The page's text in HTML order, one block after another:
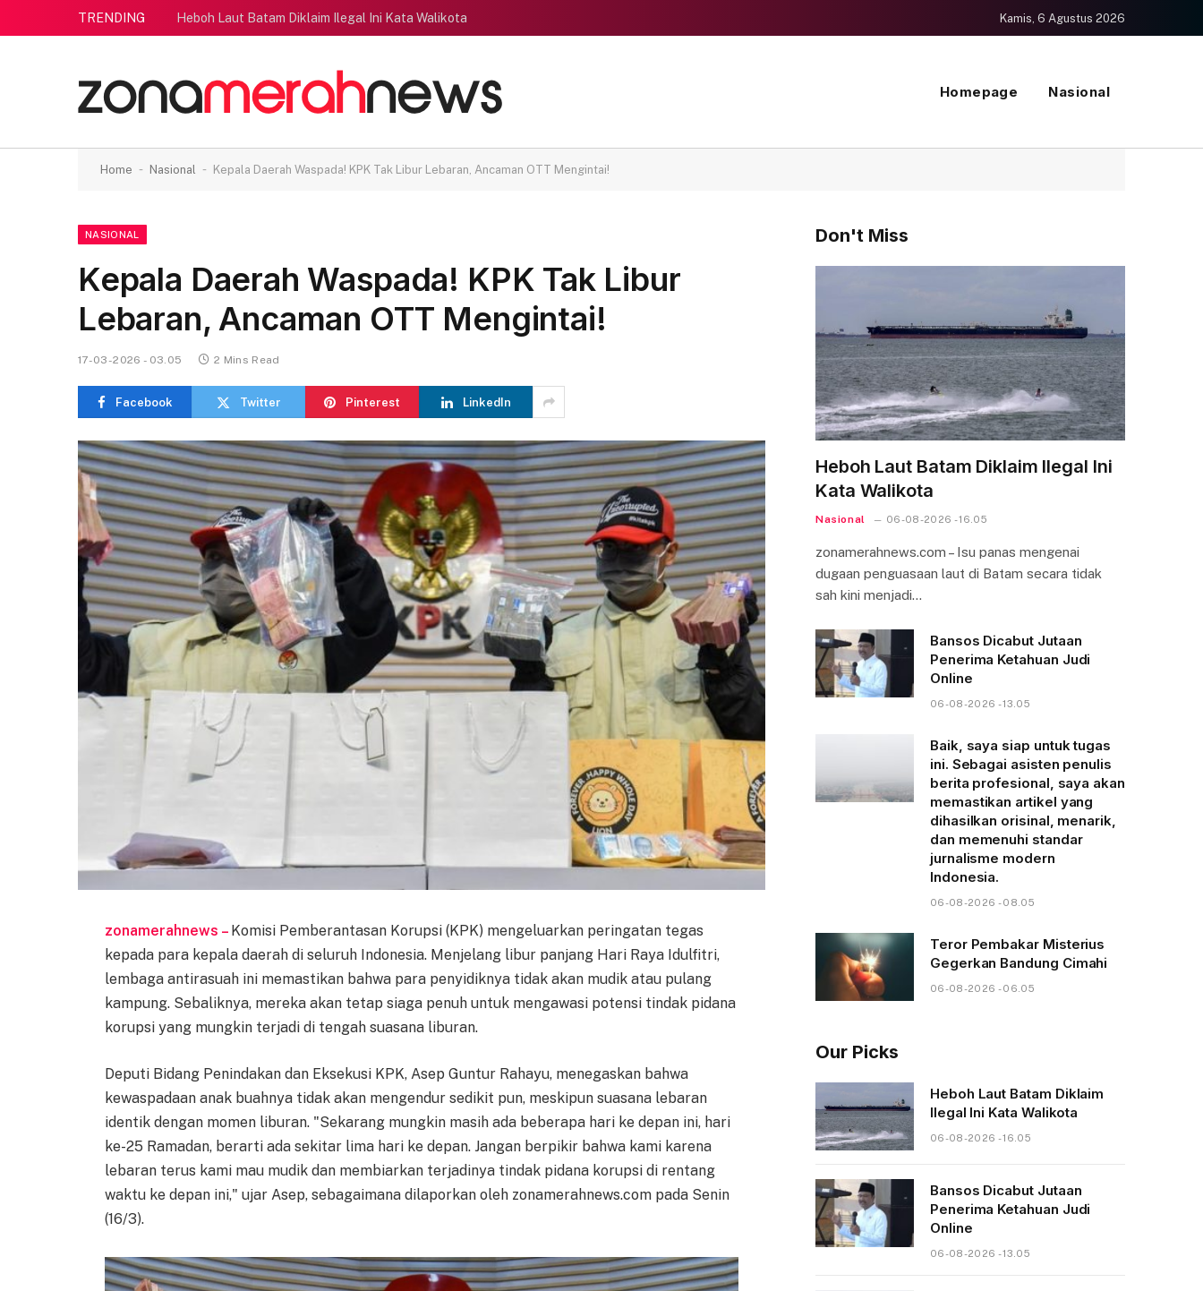
TRENDING Heboh Laut Batam Diklaim Ilegal Ini Kata Walikota Kamis, 6 Agustus 2026
Homepage Nasional
Home - Nasional - Kepala Daerah Waspada! KPK Tak Libur Lebaran, Ancaman OTT Mengintai!
NASIONAL
Kepala Daerah Waspada! KPK Tak Libur
Lebaran, Ancaman OTT Mengintai!
17-03-2026 - 03.05 2 Mins Read
Facebook Twitter Pinterest LinkedIn
zonamerahnews – Komisi Pemberantasan Korupsi (KPK) mengeluarkan peringatan tegas
kepada para kepala daerah di seluruh Indonesia. Menjelang libur panjang Hari Raya Idulfitri,
lembaga antirasuah ini memastikan bahwa para penyidiknya tidak akan mudik atau pulang
kampung. Sebaliknya, mereka akan tetap siaga penuh untuk mengawasi potensi tindak pidana
korupsi yang mungkin terjadi di tengah suasana liburan.
Deputi Bidang Penindakan dan Eksekusi KPK, Asep Guntur Rahayu, menegaskan bahwa
kewaspadaan anak buahnya tidak akan mengendur sedikit pun, meskipun suasana lebaran
identik dengan momen liburan. "Sekarang mungkin masih ada beberapa hari ke depan ini, hari
ke-25 Ramadan, berarti ada sekitar lima hari ke depan. Jangan berpikir bahwa kami karena
lebaran terus kami mau mudik dan membiarkan terjadinya tindak pidana korupsi di rentang
waktu ke depan ini," ujar Asep, sebagaimana dilaporkan oleh zonamerahnews.com pada Senin
(16/3).
Don't Miss
Heboh Laut Batam Diklaim Ilegal Ini
Kata Walikota
Nasional 06-08-2026 - 16.05
zonamerahnews.com – Isu panas mengenai
dugaan penguasaan laut di Batam secara tidak
sah kini menjadi…
Bansos Dicabut Jutaan
Penerima Ketahuan Judi
Online
06-08-2026 - 13.05
Baik, saya siap untuk tugas
ini. Sebagai asisten penulis
berita profesional, saya akan
memastikan artikel yang
dihasilkan orisinal, menarik,
dan memenuhi standar
jurnalisme modern
Indonesia.
06-08-2026 - 08.05
Teror Pembakar Misterius
Gegerkan Bandung Cimahi
06-08-2026 - 06.05
Our Picks
Heboh Laut Batam Diklaim
Ilegal Ini Kata Walikota
06-08-2026 - 16.05
Bansos Dicabut Jutaan
Penerima Ketahuan Judi
Online
06-08-2026 - 13.05